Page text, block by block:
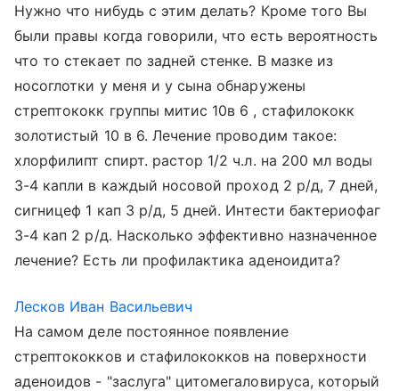
Нужно что нибудь с этим делать? Кроме того Вы
были правы когда говорили, что есть вероятность
что то стекает по задней стенке. В мазке из
носоглотки у меня и у сына обнаружены
стрептококк группы митис 10в 6 , стафилококк
золотистый 10 в 6. Лечение проводим такое:
хлорфилипт спирт. растор 1/2 ч.л. на 200 мл воды
3-4 капли в каждый носовой проход 2 р/д, 7 дней,
сигницеф 1 кап 3 р/д, 5 дней. Интести бактериофаг
3-4 кап 2 р/д. Насколько эффективно назначенное
лечение? Есть ли профилактика аденоидита?
Лесков Иван Васильевич
На самом деле постоянное появление
стрептококков и стафилококков на поверхности
аденоидов - "заслуга" цитомегаловируса, который